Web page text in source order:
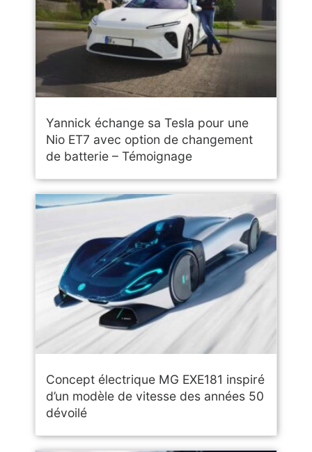
Yannick échange sa Tesla pour une
Nio ET7 avec option de changement
de batterie – Témoignage
Concept électrique MG EXE181 inspiré
d’un modèle de vitesse des années 50
dévoilé